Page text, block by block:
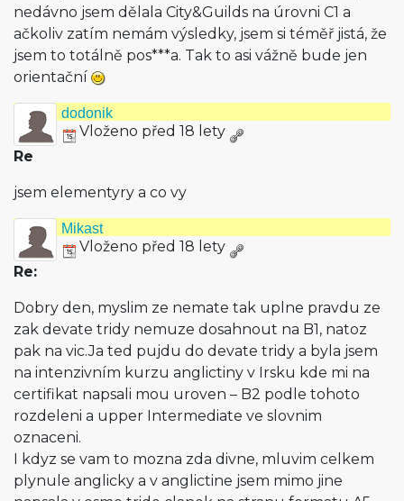
nedávno jsem dělala City&Guilds na úrovni C1 a
ačkoliv zatím nemám výsledky, jsem si téměř jistá, že
jsem to totálně pos***a. Tak to asi vážně bude jen
orientační
dodonik
Vloženo před 18 lety
Re
jsem elementyry a co vy
Mikast
Vloženo před 18 lety
Re:
Dobry den, myslim ze nemate tak uplne pravdu ze
zak devate tridy nemuze dosahnout na B1, natoz
pak na vic.Ja ted pujdu do devate tridy a byla jsem
na intenzivním kurzu anglictiny v Irsku kde mi na
certifikat napsali mou uroven – B2 podle tohoto
rozdeleni a upper Intermediate ve slovnim
oznaceni.
I kdyz se vam to mozna zda divne, mluvim celkem
plynule anglicky a v anglictine jsem mimo jine